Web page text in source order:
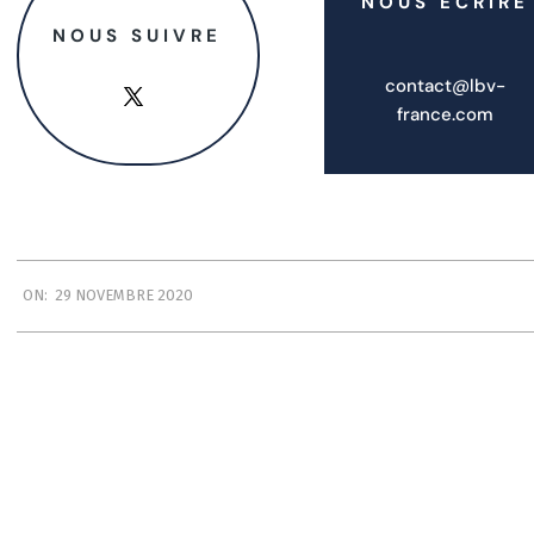
NOUS SUIVRE
contact@lbv-
france.com
11-
29
ON: 29 NOVEMBRE 2020